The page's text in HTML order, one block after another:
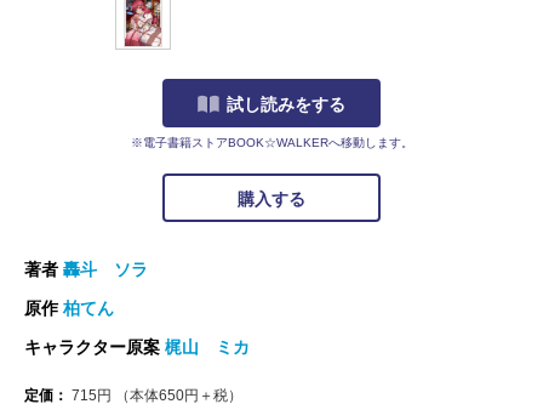
試し読みをする
※電子書籍ストアBOOK☆WALKERへ移動します。
購入する
著者 轟斗 ソラ
原作柏てん
キャラクター原案 梶山 ミカ
定価： 715 円 （本体650円＋税）